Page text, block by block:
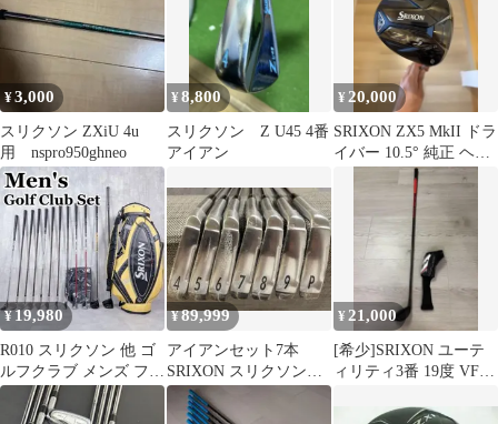
¥3,000
スリクソン ZXiU 4u
用 nspro950ghneo
¥8,800
スリクソン Z U45 4番
アイアン
¥ 20,000
SRIXON ZX5 MkII ドラ
イバー 10.5° 純正 ヘッ
ドカバー付
¥19,980
R010 スリクソン 他 ゴ
ルフクラブ メンズ フル
セット 12点 初心者 入
¥89,999
アイアンセット7本
SRIXON スリクソン
I-701 TOUR S
¥ 21,000
[希少]SRIXON ユーテ
ィリティ3番 19度 VF